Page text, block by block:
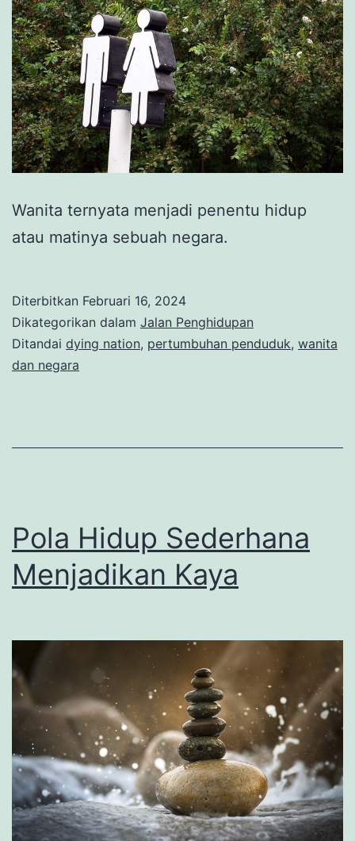
Wanita ternyata menjadi penentu hidup
atau matinya sebuah negara.
Diterbitkan Februari 16, 2024
Dikategorikan dalam Jalan Penghidupan
Ditandai dying nation, pertumbuhan penduduk, wanita
dan negara
Pola Hidup Sederhana
Menjadikan Kaya